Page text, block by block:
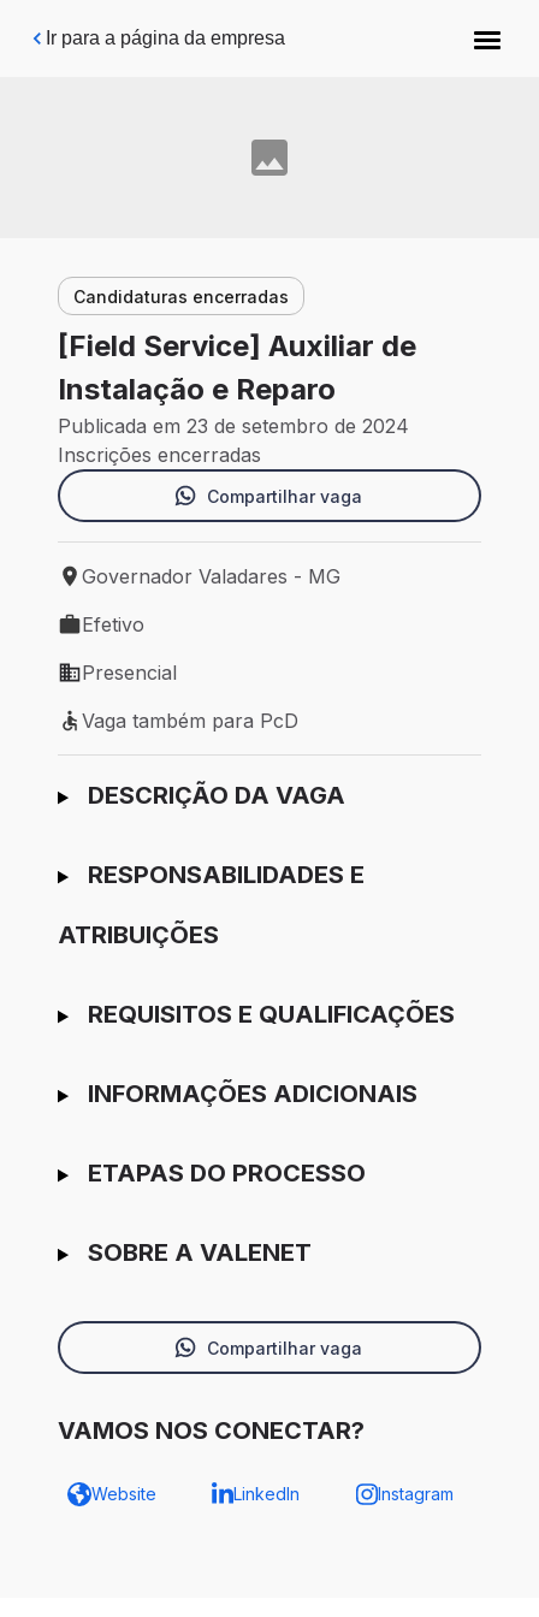
Pular para o conteúdo principal
Ir para a página da empresa
Candidaturas encerradas
[Field Service] Auxiliar de
Instalação e Reparo
Publicada em 23 de setembro de 2024
Inscrições encerradas
Compartilhar vaga
Local de trabalho: Governador Valadares - MG
Governador Valadares - MG
Tipo de vaga: Efetivo
Efetivo
Modelo de trabalho: Presencial
Presencial
Vaga também para PcD
Vaga também para PcD
Ir para candidatura
DESCRIÇÃO DA VAGA
RESPONSABILIDADES E
ATRIBUIÇÕES
REQUISITOS E QUALIFICAÇÕES
INFORMAÇÕES ADICIONAIS
ETAPAS DO PROCESSO
SOBRE A VALENET
Compartilhar vaga
VAMOS NOS CONECTAR?
Website LinkedIn Instagram